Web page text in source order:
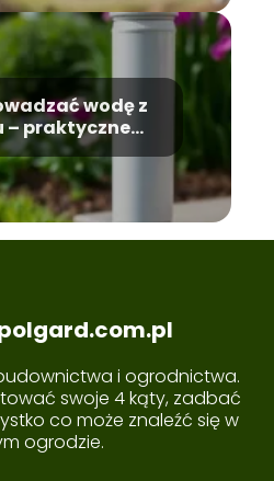
wodę z
– praktyczne
metody
i ogrodnictwa.
swoje 4 kąty, zadbać
co może znaleźć się w
ogrodzie.